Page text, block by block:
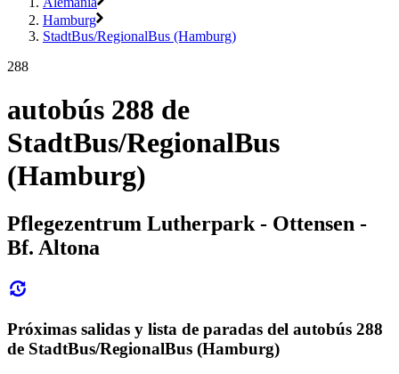
Hamburg
StadtBus/RegionalBus (Hamburg)
288
autobús 288 de
StadtBus/RegionalBus
(Hamburg)
Pflegezentrum Lutherpark - Ottensen -
Bf. Altona
Próximas salidas y lista de paradas del autobús 288
de StadtBus/RegionalBus (Hamburg)